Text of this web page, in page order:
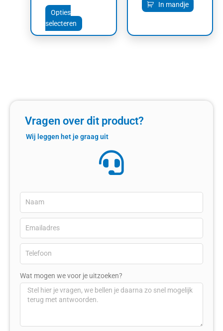
Opties
selecteren
In mandje
Vragen over dit product?
Wij leggen het je graag uit
Wat mogen we voor je uitzoeken?